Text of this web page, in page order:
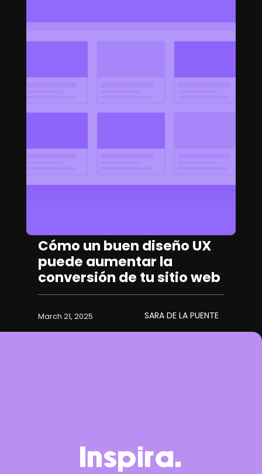
Cómo un buen diseño UX
puede aumentar la
conversión de tu sitio web
March 21, 2025 SARA DE LA PUENTE
Inspira.